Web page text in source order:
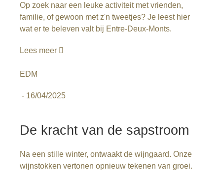
Op zoek naar een leuke activiteit met vrienden,
familie, of gewoon met z'n tweetjes? Je leest hier
wat er te beleven valt bij Entre-Deux-Monts.
Lees meer
EDM
- 16/04/2025
De kracht van de sapstroom
Na een stille winter, ontwaakt de wijngaard. Onze
wijnstokken vertonen opnieuw tekenen van groei.